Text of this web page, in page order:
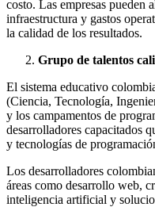
costo. Las empresas pueden
infraestructura y gastos
la calidad de los resultados.
Grupo de talentos
El sistema educativo
(Ciencia, Tecnología,
y los campamentos de
desarrolladores capacitados
y tecnologías de
Los desarrolladores
áreas como desarrollo web,
inteligencia artificial y